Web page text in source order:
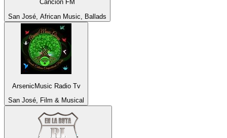
Canción FM
San José, African Music, Ballads
ArsenicMusic Radio Tv
San José, Film & Musical